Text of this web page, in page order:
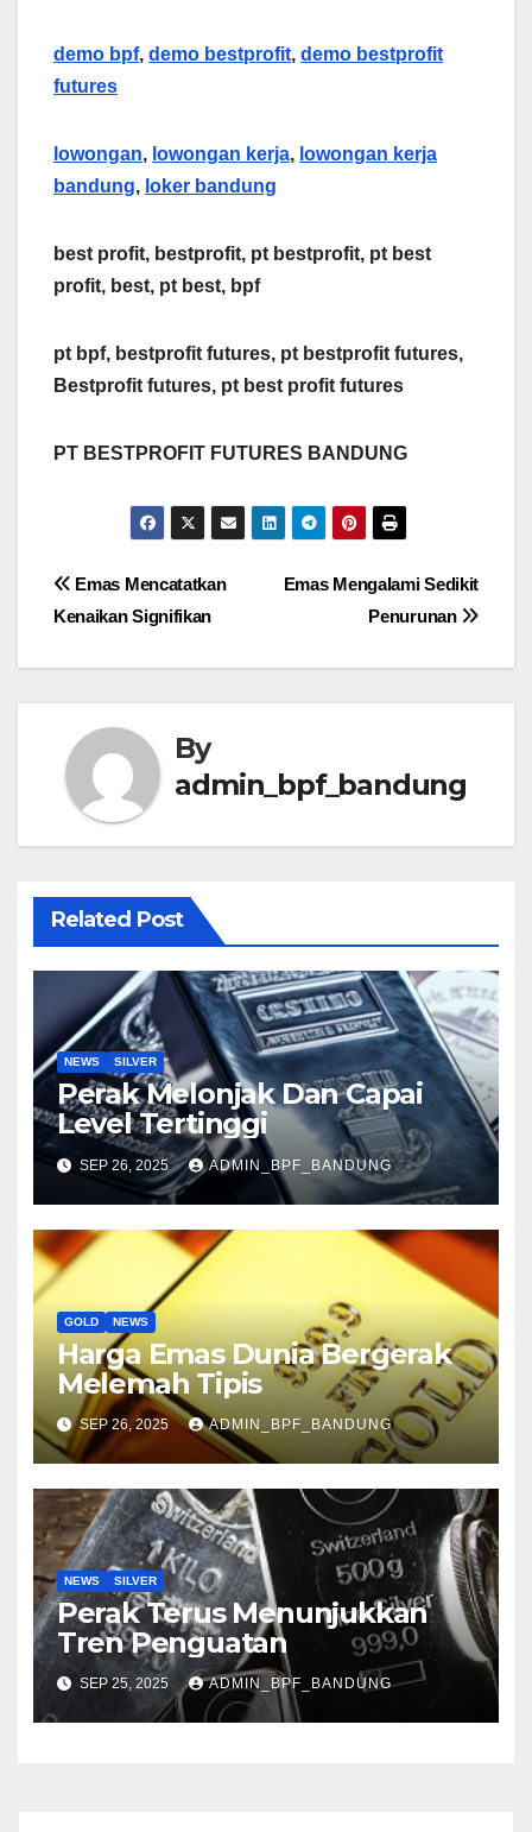
demo bpf, demo bestprofit, demo bestprofit
futures
lowongan, lowongan kerja, lowongan kerja
bandung, loker bandung
best profit, bestprofit, pt bestprofit, pt best
profit, best, pt best, bpf
pt bpf, bestprofit futures, pt bestprofit futures,
Bestprofit futures, pt best profit futures
PT BESTPROFIT FUTURES BANDUNG
Post
navigation
Emas Mengalami Sedikit
Penurunan
Emas Mencatatkan
Kenaikan Signifikan
By
admin_bpf_bandung
Related Post
NEWS SILVER
Perak Melonjak Dan Capai
Level Tertinggi
SEP 26, 2025 ADMIN_BPF_BANDUNG
GOLD NEWS
Harga Emas Dunia Bergerak
Melemah Tipis
SEP 26, 2025 ADMIN_BPF_BANDUNG
NEWS SILVER
Perak Terus Menunjukkan
Tren Penguatan
SEP 25, 2025 ADMIN_BPF_BANDUNG